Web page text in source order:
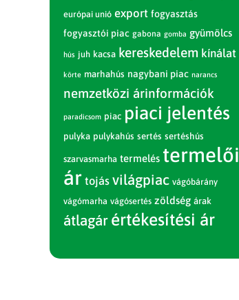
európai unió export fogyasztás
fogyasztói piac gabona gomba gyümölcs
hús juh kacsa kereskedelem kínálat
körte marhahús nagybani piac narancs
nemzetközi árinformációk
paradicsom piac piaci jelentés
pulyka pulykahús sertés sertéshús
szarvasmarha termelés termelői
ár tojás világpiac vágóbárány
vágómarha vágósertés zöldség árak
átlagár értékesítési ár